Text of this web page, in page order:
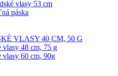
vlasy 53 cm
páska
VLASY 40 CM, 50 G
vlasy 48 cm, 75 g
vlasy 60 cm, 90g